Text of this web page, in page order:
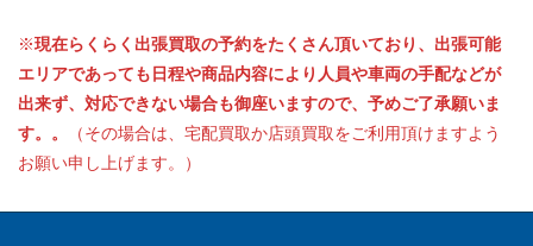
※現在らくらく出張買取の予約をたくさん頂いており、出張可能
エリアであっても日程や商品内容により人員や車両の手配などが
出来ず、対応できない場合も御座いますので、予めご了承願いま
す。。
（その場合は、宅配買取か店頭買取をご利用頂けますよう
お願い申し上げます。）